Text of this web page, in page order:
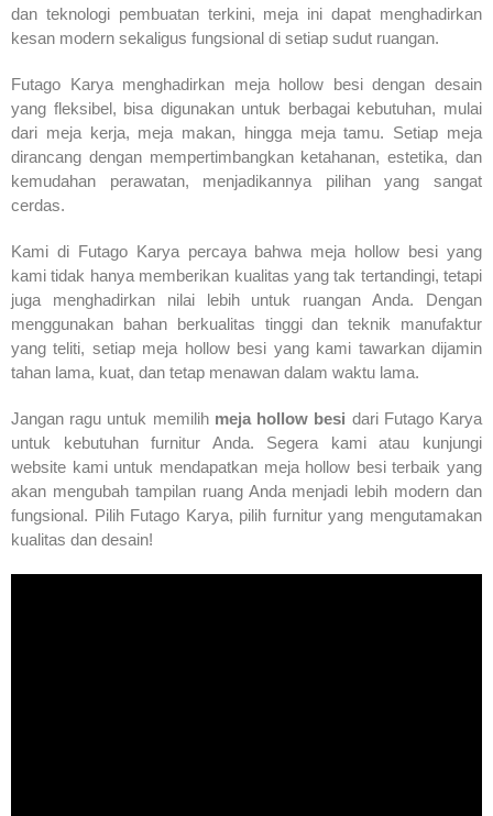
dan teknologi pembuatan terkini, meja ini dapat menghadirkan
kesan modern sekaligus fungsional di setiap sudut ruangan.
Futago Karya menghadirkan meja hollow besi dengan desain
yang fleksibel, bisa digunakan untuk berbagai kebutuhan, mulai
dari meja kerja, meja makan, hingga meja tamu. Setiap meja
dirancang dengan mempertimbangkan ketahanan, estetika, dan
kemudahan perawatan, menjadikannya pilihan yang sangat
cerdas.
Kami di Futago Karya percaya bahwa meja hollow besi yang
kami tidak hanya memberikan kualitas yang tak tertandingi, tetapi
juga menghadirkan nilai lebih untuk ruangan Anda. Dengan
menggunakan bahan berkualitas tinggi dan teknik manufaktur
yang teliti, setiap meja hollow besi yang kami tawarkan dijamin
tahan lama, kuat, dan tetap menawan dalam waktu lama.
Jangan ragu untuk memilih meja hollow besi dari Futago Karya
untuk kebutuhan furnitur Anda. Segera kami atau kunjungi
website kami untuk mendapatkan meja hollow besi terbaik yang
akan mengubah tampilan ruang Anda menjadi lebih modern dan
fungsional. Pilih Futago Karya, pilih furnitur yang mengutamakan
kualitas dan desain!